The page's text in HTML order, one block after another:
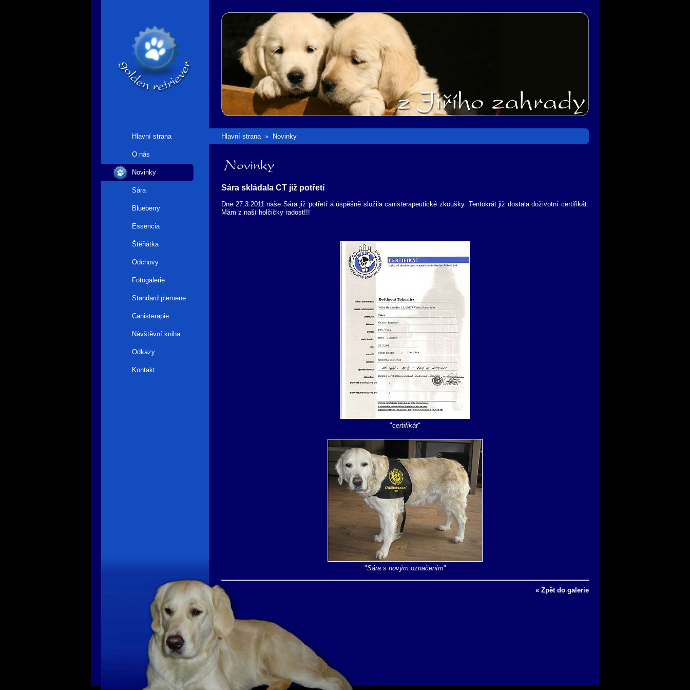
Hlavní strana
O nás
Novinky
Sára
Blueberry
Essencia
Štěňátka
Odchovy
Fotogalerie
Standard plemene
Canisterapie
Návštěvní kniha
Odkazy
Kontakt
Hlavní strana» Novinky
Novinky
Sára skládala CT již potřetí
Dne 27.3.2011 naše Sára již potřetí a úspěšně složila canisterapeutické zkoušky. Tentokrát již dostala doživotní certifikát.
Mám z naší holčičky radost!!!
"certifikát"
"Sára s novým označením"
« Zpět do galerie